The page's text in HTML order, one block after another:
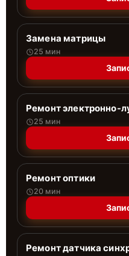
Замена матрицы
25 мин
Ремонт электронно-
25 мин
Ремонт оптики
20 мин
Ремонт датчика